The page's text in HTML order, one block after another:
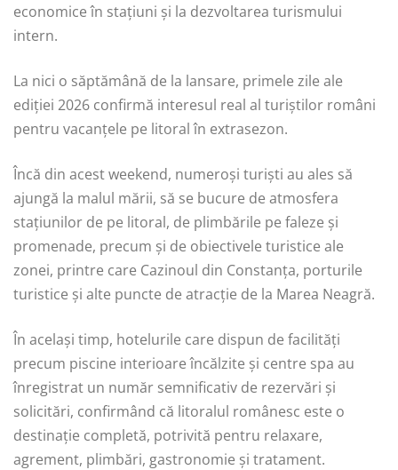
economice în stațiuni și la dezvoltarea turismului
intern.
La nici o săptămână de la lansare, primele zile ale
ediției 2026 confirmă interesul real al turiștilor români
pentru vacanțele pe litoral în extrasezon.
Încă din acest weekend, numeroși turiști au ales să
ajungă la malul mării, să se bucure de atmosfera
stațiunilor de pe litoral, de plimbările pe faleze și
promenade, precum și de obiectivele turistice ale
zonei, printre care Cazinoul din Constanța, porturile
turistice și alte puncte de atracție de la Marea Neagră.
În același timp, hotelurile care dispun de facilități
precum piscine interioare încălzite și centre spa au
înregistrat un număr semnificativ de rezervări și
solicitări, confirmând că litoralul românesc este o
destinație completă, potrivită pentru relaxare,
agrement, plimbări, gastronomie și tratament.